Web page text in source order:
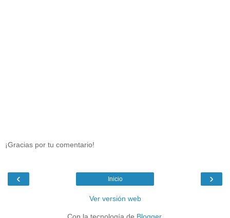
¡Gracias por tu comentario!
‹ ›
Inicio
Ver versión web